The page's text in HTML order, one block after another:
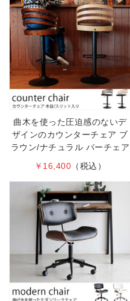
曲木を使った圧迫感のないデ
ザインのカウンターチェア ブ
ラウン/ナチュラル バーチェア
￥16,400 （税込）